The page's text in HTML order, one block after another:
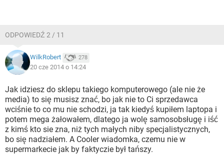
ODPOWIEDŹ 2 / 11
WilkRobert 278
20 cze 2014 o 14:24
Jak idziesz do sklepu takiego komputerowego (ale nie że
media) to się musisz znać, bo jak nie to Ci sprzedawca
wciśnie to co mu nie schodzi, ja tak kiedyś kupiłem laptopa i
potem mega żałowałem, dlatego ja wolę samosobsługę i iść
z kimś kto sie zna, niż tych małych niby specjalistycznych,
bo się nadziałem. A Cooler wiadomka, czemu nie w
supermarkecie jak by faktyczie był tańszy.